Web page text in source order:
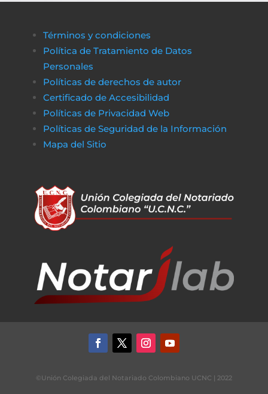
Términos y condiciones
Política de Tratamiento de Datos
Personales
Políticas de derechos de autor
Certificado de Accesibilidad
Políticas de Privacidad Web
Políticas de Seguridad de la Información
Mapa del Sitio
©Unión Colegiada del Notariado Colombiano UCNC | 2022